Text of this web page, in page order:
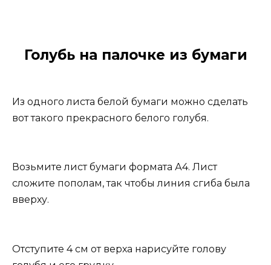
Голубь на палочке из бумаги
Из одного листа белой бумаги можно сделать
вот такого прекрасного белого голубя.
Возьмите лист бумаги формата А4. Лист
сложите пополам, так чтобы линия сгиба была
вверху.
Отступите 4 см от верха нарисуйте голову